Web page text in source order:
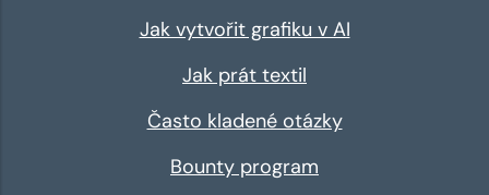
Jak vytvořit grafiku v AI
Jak prát textil
Často kladené otázky
Bounty program